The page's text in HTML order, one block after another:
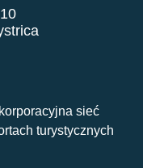
sieć
turystycznych